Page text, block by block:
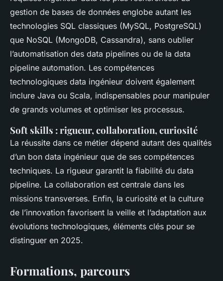
gestion de bases de données englobe autant les
technologies SQL classiques (MySQL, PostgreSQL)
que NoSQL (MongoDB, Cassandra), sans oublier
l’automatisation des data pipelines ou de la data
pipeline automation. Les compétences
technologiques data ingénieur doivent également
inclure Java ou Scala, indispensables pour manipuler
de grands volumes et optimiser les processus.
Soft skills : rigueur, collaboration, curiosité
La réussite dans ce métier dépend autant des qualités
d’un bon data ingénieur que de ses compétences
techniques. La rigueur garantit la fiabilité du data
pipeline. La collaboration est centrale dans les
missions transverses. Enfin, la curiosité et la culture
de l’innovation favorisent la veille et l’adaptation aux
évolutions technologiques, éléments clés pour se
distinguer en 2025.
Formations, parcours